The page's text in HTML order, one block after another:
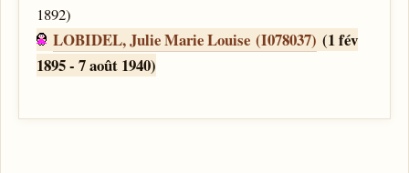
1892)
LOBIDEL, Julie Marie Louise (I078037) (1 fév
1895 - 7 août 1940)